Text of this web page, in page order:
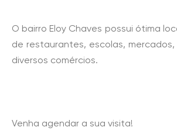
O bairro Eloy Chaves possui ótima
de restaurantes, escolas,
diversos comércios.
Venha agendar a sua visita!